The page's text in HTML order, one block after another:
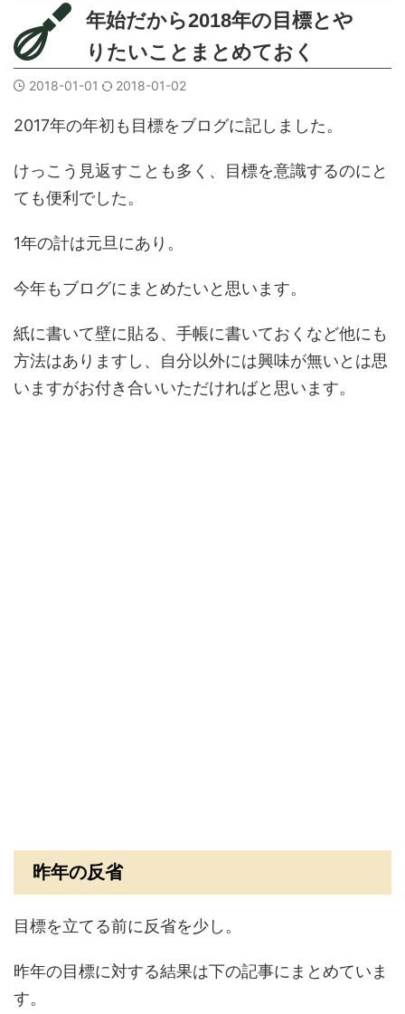
年始だから2018年の目標とや
りたいことまとめておく
2018-01-01 2018-01-02
2017年の年初も目標をブログに記しました。
けっこう見返すことも多く、目標を意識するのにと
ても便利でした。
1年の計は元旦にあり。
今年もブログにまとめたいと思います。
紙に書いて壁に貼る、手帳に書いておくなど他にも
方法はありますし、自分以外には興味が無いとは思
いますがお付き合いいただければと思います。
昨年の反省
目標を立てる前に反省を少し。
昨年の目標に対する結果は下の記事にまとめていま
す。